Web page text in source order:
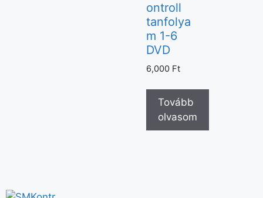
ontroll
tanfolya
m 1-6
DVD
6,000 Ft
Tovább
olvasom